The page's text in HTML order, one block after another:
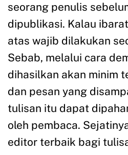
seorang penulis
dipublikasi. Kalau
atas wajib dilakukan
Sebab, melalui cara
dihasilkan akan minim
dan pesan yang
tulisan itu dapat
oleh pembaca.
editor terbaik bagi